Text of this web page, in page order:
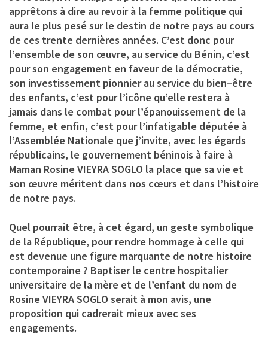
apprêtons à dire au revoir à la femme politique qui
aura le plus pesé sur le destin de notre pays au cours
de ces trente dernières années. C’est donc pour
l’ensemble de son œuvre, au service du Bénin, c’est
pour son engagement en faveur de la démocratie,
son investissement pionnier au service du bien–être
des enfants, c’est pour l’icône qu’elle restera à
jamais dans le combat pour l’épanouissement de la
femme, et enfin, c’est pour l’infatigable députée à
l’Assemblée Nationale que j’invite, avec les égards
républicains, le gouvernement béninois à faire à
Maman Rosine VIEYRA SOGLO la place que sa vie et
son œuvre méritent dans nos cœurs et dans l’histoire
de notre pays.
Quel pourrait être, à cet égard, un geste symbolique
de la République, pour rendre hommage à celle qui
est devenue une figure marquante de notre histoire
contemporaine ? Baptiser le centre hospitalier
universitaire de la mère et de l’enfant du nom de
Rosine VIEYRA SOGLO serait à mon avis, une
proposition qui cadrerait mieux avec ses
engagements.